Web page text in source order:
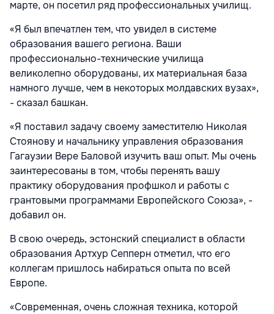
марте, он посетил ряд профессиональных училищ.
«Я был впечатлен тем, что увидел в системе
образования вашего региона. Ваши
профессионально-технические училища
великолепно оборудованы, их материальная база
намного лучше, чем в некоторых молдавских вузах»,
- сказал башкан.
«Я поставил задачу своему заместителю Николая
Стоянову и начальнику управления образования
Гагаузии Вере Баловой изучить ваш опыт. Мы очень
заинтересованы в том, чтобы перенять вашу
практику оборудования профшкол и работы с
грантовыми программами Европейского Союза», -
добавил он.
В свою очередь, эстонский специалист в области
образования Артхур Сепперн отметил, что его
коллегам пришлось набираться опыта по всей
Европе.
«Современная, очень сложная техника, которой